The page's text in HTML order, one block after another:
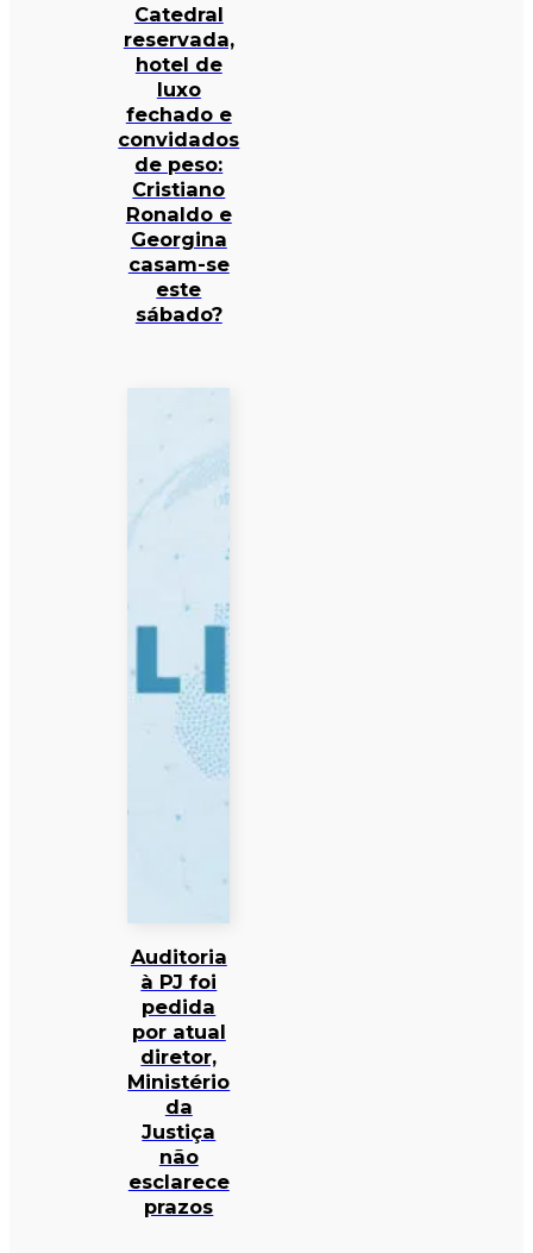
Catedral
reservada,
hotel de
luxo
fechado e
convidados
de peso:
Cristiano
Ronaldo e
Georgina
casam-se
este
sábado?
Auditoria
à PJ foi
pedida
por atual
diretor,
Ministério
da
Justiça
não
esclarece
prazos